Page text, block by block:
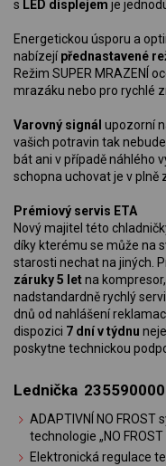
s LED displejem je
Energetickou úsporu a
nabízejípřednastavené
Režim SUPER MRAZENÍ
mrazáku nebo pro rychlé
Varovný signál upozorní
vašich potravin tak
bát ani v případě náhlého
schopna uchovat je v plně
Prémiový servis ETA
Nový majitel této
díky kterému se může na
starosti nechat na jiných.
záruky 5 letna kompresor,
nadstandardně rychlý
dnů od nahlášení
dispozici 7 dní v týdnu
poskytne technickou
Lednička
ADAPTIVNÍ NO
technologie „NO
Elektronická regulace